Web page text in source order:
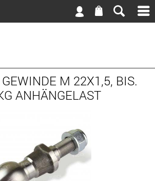
M 22X1,5, BIS.
ANHÄNGELAST